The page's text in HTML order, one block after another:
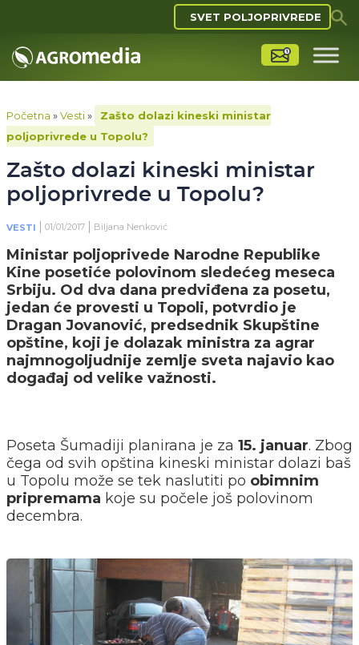
SVET POLJOPRIVREDE
Početna »Vesti»
Zašto dolazi kineski ministar
poljoprivrede u Topolu?
Zašto dolazi kineski ministar
poljoprivrede u Topolu?
VESTI 01/01/2017 Biljana Nenković
Ministar poljoprivede Narodne Republike
Kine posetiće polovinom sledećeg meseca
Srbiju. Od dva dana predviđena za posetu,
jedan će provesti u Topoli, potvrdio je
Dragan Jovanović, predsednik Skupštine
opštine, koji je dolazak ministra za agrar
najmnogoljudnije zemlje sveta najavio kao
događaj od velike važnosti.
Poseta Šumadiji planirana je za 15. januar. Zbog
čega od svih opština kineski ministar dolazi baš
u Topolu može se tek naslutiti po obimnim
pripremama koje su počele još polovinom
decembra.